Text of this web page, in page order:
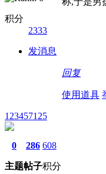
积分
2333
发消息
回复
使用道具
123457125
0
主题
286
帖子
608
积分